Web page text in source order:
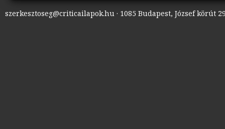
szerkesztoseg@criticailapok.hu · 1085 Budapest, József körút